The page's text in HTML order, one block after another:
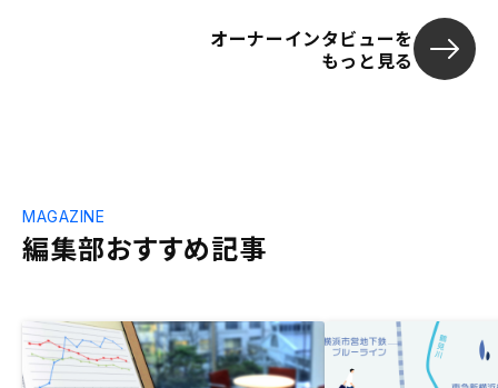
オーナーインタビューを
もっと見る
編集部おすすめ記事
MAGAZINE